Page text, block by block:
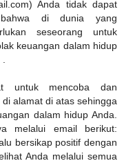
Anda tidak dapat
bahwa di dunia yang
seseorang untuk
keuangan dalam hidup
untuk mencoba dan
alamat di atas sehingga
dalam hidup Anda.
melalui email berikut:
bersikap positif dengan
Anda melalui semua